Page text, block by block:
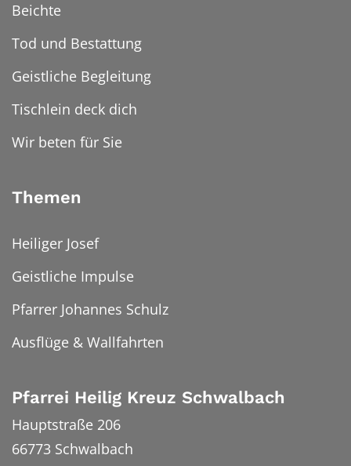
Beichte
Tod und Bestattung
Geistliche Begleitung
Tischlein deck dich
Wir beten für Sie
Themen
Heiliger Josef
Geistliche Impulse
Pfarrer Johannes Schulz
Ausflüge & Wallfahrten
Pfarrei Heilig Kreuz Schwalbach
Hauptstraße 206
66773 Schwalbach